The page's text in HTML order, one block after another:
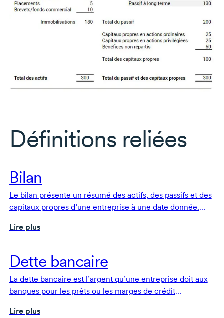
Définitions reliées
Bilan
Le bilan présente un résumé des actifs, des passifs et des
capitaux propres d’une entreprise à une date donnée.
les états financiers d’une entreprise.
Lire plus
Dette bancaire
La dette bancaire est l’argent qu’une entreprise doit aux
banques pour les prêts ou les marges de crédit
Lire plus